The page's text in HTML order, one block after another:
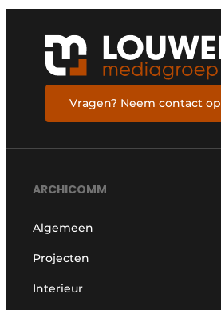
Vragen? Neem contact op
ARCHICOMM
Algemeen
Projecten
Interieur